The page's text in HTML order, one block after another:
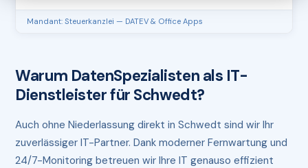
Mandant: Steuerkanzlei — DATEV & Office Apps
Warum DatenSpezialisten als IT-
Dienstleister für Schwedt?
Auch ohne Niederlassung direkt in Schwedt sind wir Ihr
zuverlässiger IT-Partner. Dank moderner Fernwartung und
24/7-Monitoring betreuen wir Ihre IT genauso effizient